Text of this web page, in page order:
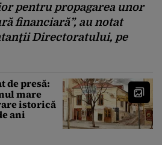
pentru propagarea unor
financiară”, au notat
Directoratului, pe
de presă:
mare
istorică
ani